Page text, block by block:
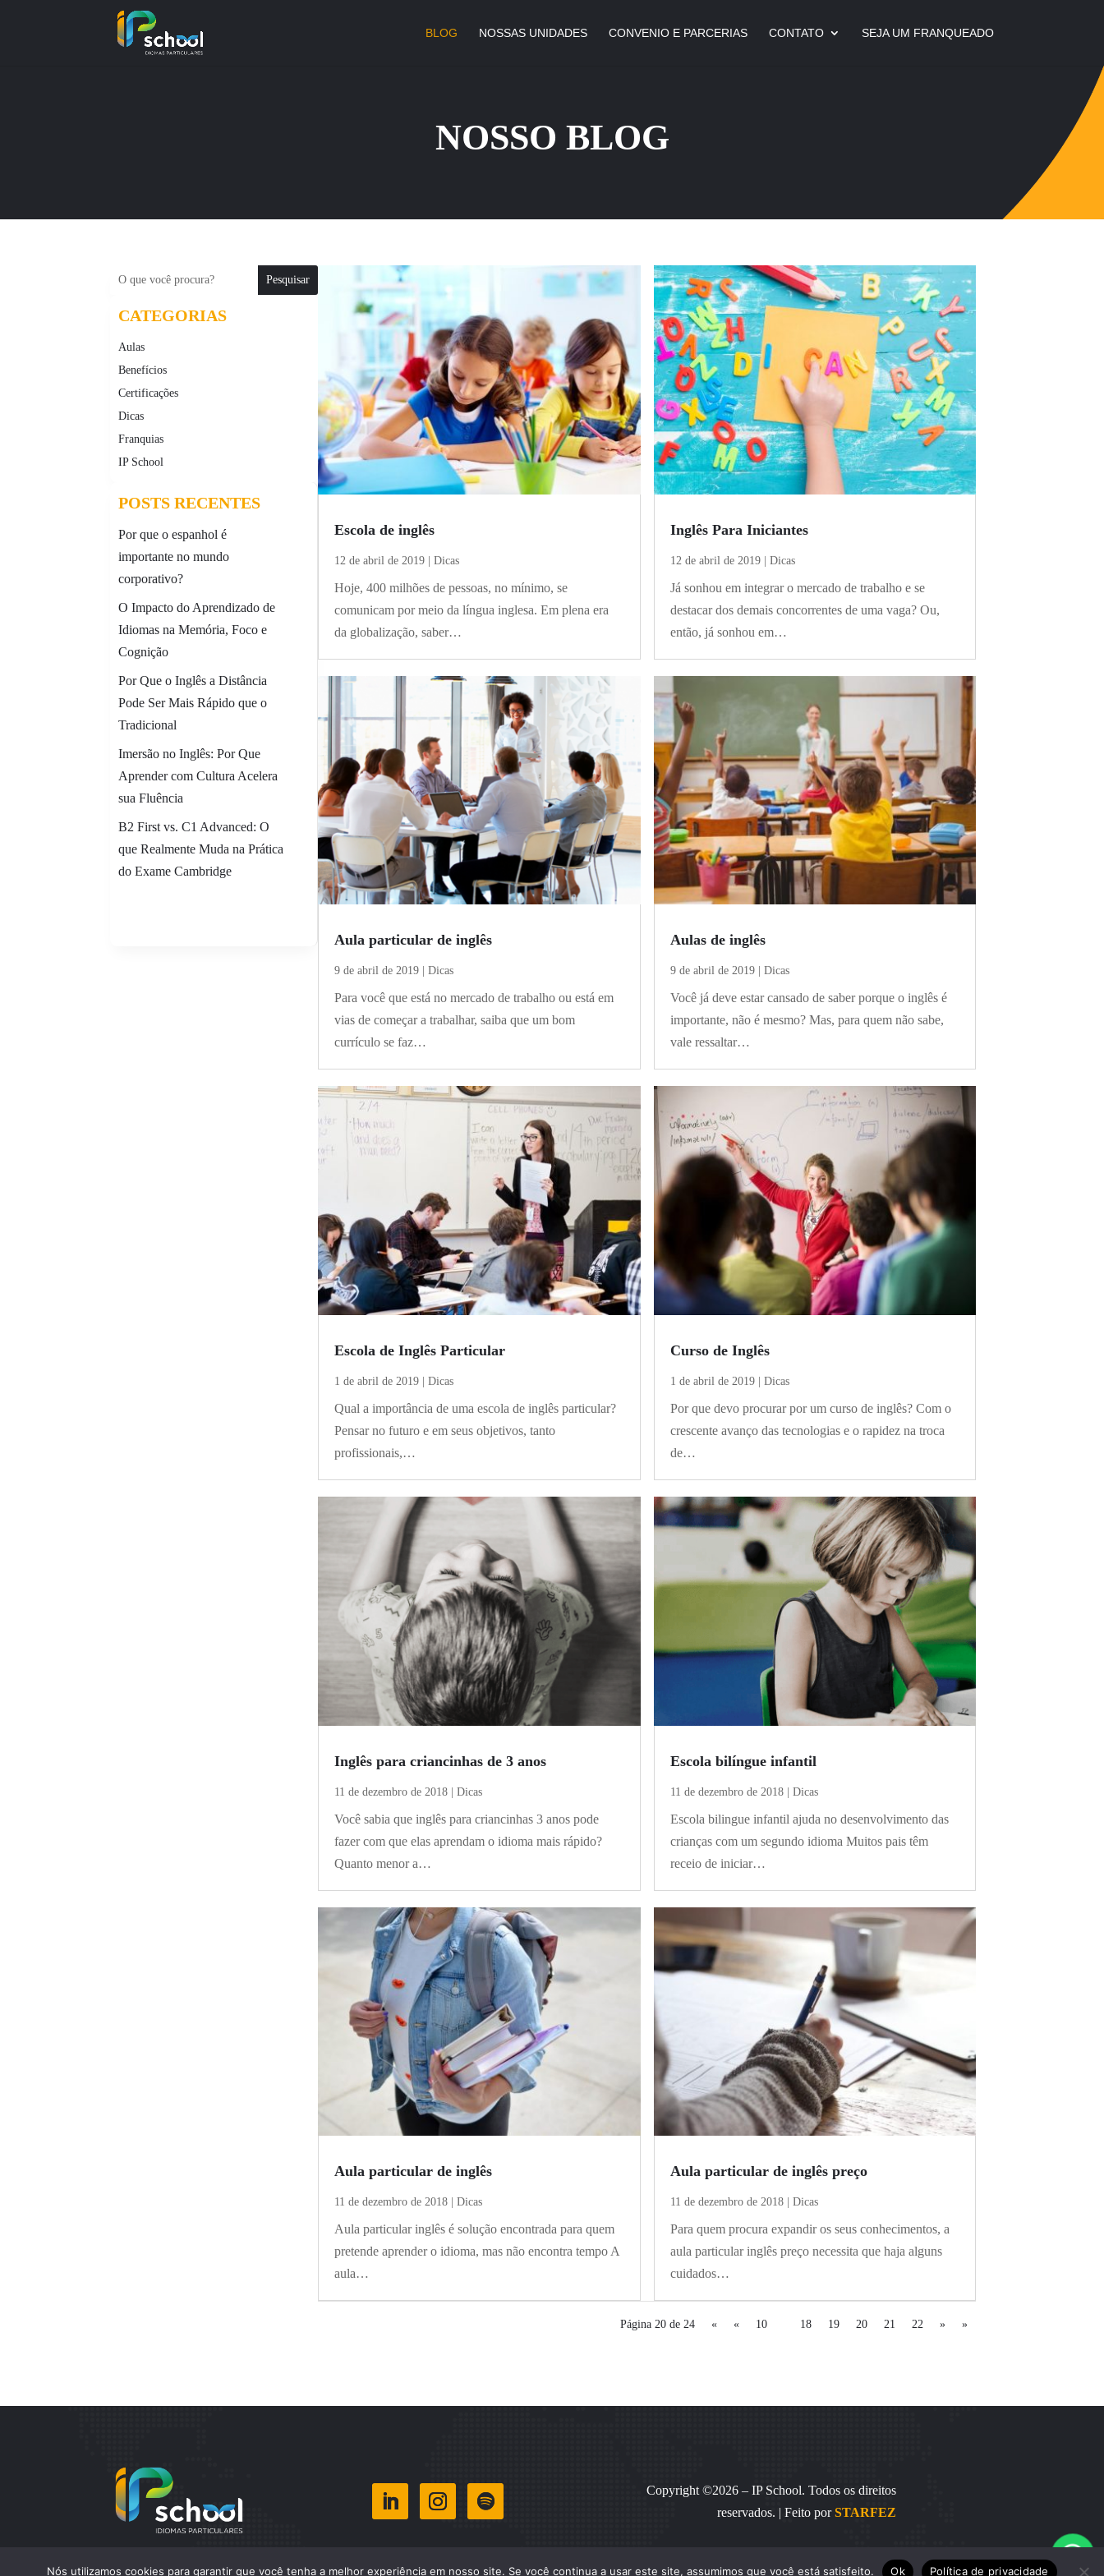
BLOG NOSSAS UNIDADES CONVENIO E PARCERIAS CONTATO SEJA UM FRANQUEADO
NOSSO BLOG
CATEGORIAS
Aulas
Benefícios
Certificações
Dicas
Franquias
IP School
POSTS RECENTES
Por que o espanhol é
importante no mundo
corporativo?
O Impacto do Aprendizado de
Idiomas na Memória, Foco e
Cognição
Por Que o Inglês a Distância
Pode Ser Mais Rápido que o
Tradicional
Imersão no Inglês: Por Que
Aprender com Cultura Acelera
sua Fluência
B2 First vs. C1 Advanced: O
que Realmente Muda na Prática
do Exame Cambridge
Escola de inglês
12 de abril de 2019 |Dicas
Hoje, 400 milhões de pessoas, no mínimo, se
comunicam por meio da língua inglesa. Em plena era
da globalização, saber…
Inglês Para Iniciantes
12 de abril de 2019| Dicas
Já sonhou em integrar o mercado de trabalho e se
destacar dos demais concorrentes de uma vaga? Ou,
então, já sonhou em…
Aula particular de inglês
9 de abril de 2019 |Dicas
Para você que está no mercado de trabalho ou está em
vias de começar a trabalhar, saiba que um bom
currículo se faz…
Aulas de inglês
9 de abril de 2019| Dicas
Você já deve estar cansado de saber porque o inglês é
importante, não é mesmo? Mas, para quem não sabe,
vale ressaltar…
Escola de Inglês Particular
1 de abril de 2019 |Dicas
Qual a importância de uma escola de inglês particular?
Pensar no futuro e em seus objetivos, tanto
profissionais,…
Curso de Inglês
1 de abril de 2019| Dicas
Por que devo procurar por um curso de inglês? Com o
crescente avanço das tecnologias e o rapidez na troca
de…
Inglês para criancinhas de 3 anos
11 de dezembro de 2018 |Dicas
Você sabia que inglês para criancinhas 3 anos pode
fazer com que elas aprendam o idioma mais rápido?
Quanto menor a…
Escola bilíngue infantil
11 de dezembro de 2018| Dicas
Escola bilingue infantil ajuda no desenvolvimento das
crianças com um segundo idioma Muitos pais têm
receio de iniciar…
Aula particular de inglês
11 de dezembro de 2018 |Dicas
Aula particular inglês é solução encontrada para quem
pretende aprender o idioma, mas não encontra tempo A
aula…
Aula particular de inglês preço
11 de dezembro de 2018| Dicas
Para quem procura expandir os seus conhecimentos, a
aula particular inglês preço necessita que haja alguns
cuidados…
Página 20 de 24 « « 10 18 19 20 21 22 » »
Copyright ©2026 – IP School. Todos os direitos
reservados. | Feito porSTARFEZ

Nós utilizamos cookies para garantir que você tenha a melhor experiência em nosso site. Se você continua a usar este site, assumimos que você está satisfeito. Ok Política de privacidade